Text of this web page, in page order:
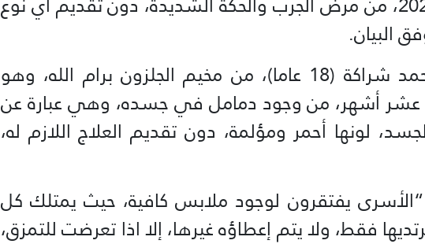
البيان.
كما يعاني الأسير محمد شراكة (18 عاما)، من مخيم الجلزون برام الله، وهو
عشر أشهر، من وجود دمامل في جسده، وهي عبارة عن
لونها أحمر ومؤلمة، دون تقديم العلاج اللازم له،
يفتقرون لوجود ملابس كافية، حيث يمتلك كل
فقط، ولا يتم إعطاؤه غيرها، إلا اذا تعرضت للتمزق،